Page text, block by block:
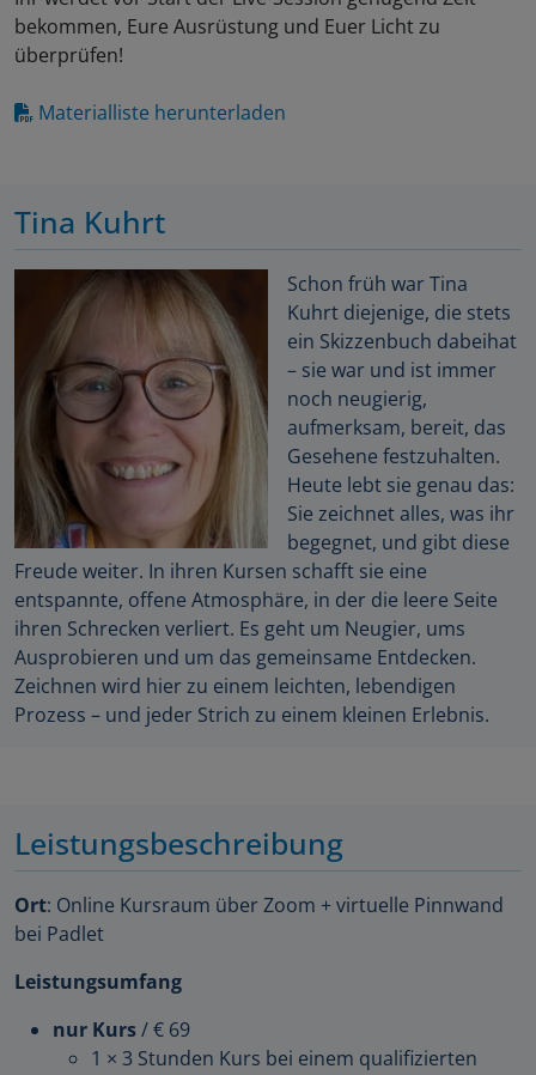
bekommen, Eure Ausrüstung und Euer Licht zu
überprüfen!
Materialliste herunterladen
Tina Kuhrt
Schon früh war Tina
Kuhrt diejenige, die stets
ein Skizzenbuch dabeihat
– sie war und ist immer
noch neugierig,
aufmerksam, bereit, das
Gesehene festzuhalten.
Heute lebt sie genau das:
Sie zeichnet alles, was ihr
begegnet, und gibt diese
Freude weiter. In ihren Kursen schafft sie eine
entspannte, offene Atmosphäre, in der die leere Seite
ihren Schrecken verliert. Es geht um Neugier, ums
Ausprobieren und um das gemeinsame Entdecken.
Zeichnen wird hier zu einem leichten, lebendigen
Prozess – und jeder Strich zu einem kleinen Erlebnis.
Leistungsbeschreibung
Ort: Online Kursraum über Zoom + virtuelle Pinnwand
bei Padlet
Leistungsumfang
nur Kurs/ € 69
1 × 3 Stunden Kurs bei einem qualifizierten